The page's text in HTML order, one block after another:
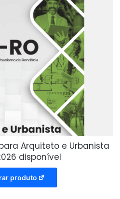
Arquiteto e Urbanista
disponível
produto